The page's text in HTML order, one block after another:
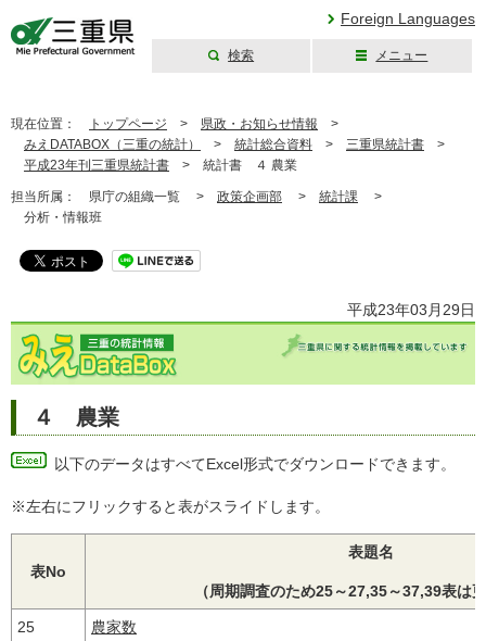
Foreign Languages
検索 メニュー
現在位置： トップページ > 県政・お知らせ情報 >
みえDATABOX（三重の統計）
> 統計総合資料 > 三重県統計書 >
平成23年刊三重県統計書 > 統計書 ４ 農業
担当所属： 県庁の組織一覧 > 政策企画部 > 統計課 >
分析・情報班
平成23年03月29日
４ 農業
以下のデータはすべてExcel形式でダウンロードできます。
※左右にフリックすると表がスライドします。
表No
表題名
（周期調査のため25～27,35～37,39表は
25 農家数